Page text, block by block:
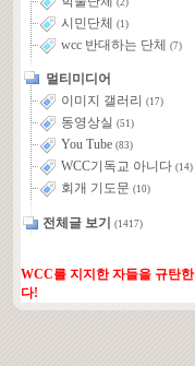
(2)
시민단체 (1)
wcc 반대하는 단체 (7)
멀티미디어
이미지 갤러리
(17)
동영상실 (51)
You Tube (83)
WCC기독교 아니다 (14)
회개 기도문 (10)
전체글 보기 (1417)
WCC를 지지한 자들을 규탄한
다!